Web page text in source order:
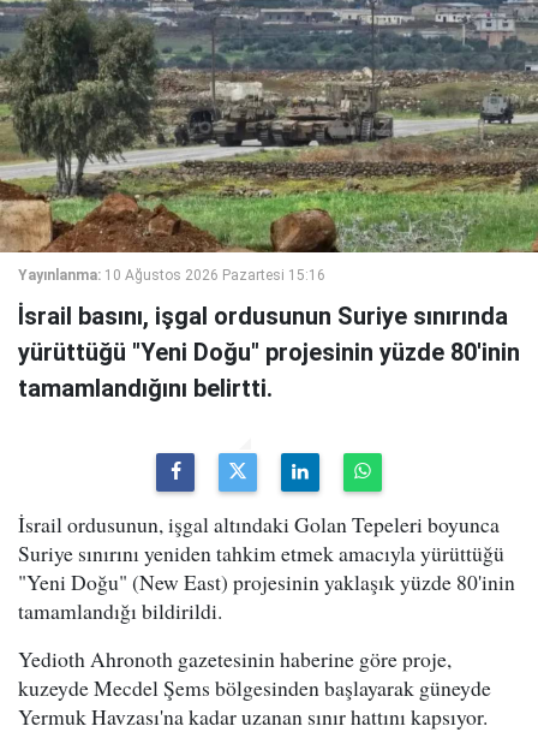
Yayınlanma: 10 Ağustos 2026 Pazartesi 15:16
İsrail basını, işgal ordusunun Suriye sınırında
yürüttüğü "Yeni Doğu" projesinin yüzde 80'inin
tamamlandığını belirtti.
İsrail ordusunun, işgal altındaki Golan Tepeleri boyunca
Suriye sınırını yeniden tahkim etmek amacıyla yürüttüğü
"Yeni Doğu" (New East) projesinin yaklaşık yüzde 80'inin
tamamlandığı bildirildi.
Yedioth Ahronoth gazetesinin haberine göre proje,
kuzeyde Mecdel Şems bölgesinden başlayarak güneyde
Yermuk Havzası'na kadar uzanan sınır hattını kapsıyor.